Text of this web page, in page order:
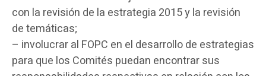
con la revisión de la estrategia 2015 y la revisión
de temáticas;
– involucrar al FOPC en el desarrollo de estrategias
para que los Comités puedan encontrar sus